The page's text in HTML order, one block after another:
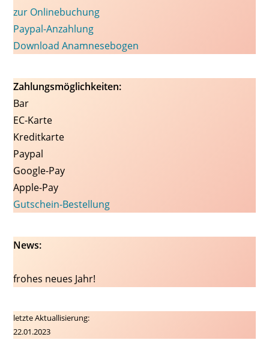
zur Onlinebuchung
Paypal-Anzahlung
Download Anamnesebogen
Zahlungsmöglichkeiten:
Bar
EC-Karte
Kreditkarte
Paypal
Google-Pay
Apple-Pay
Gutschein-Bestellung
News:
frohes neues Jahr!
letzte Aktuallisierung:
22.01.2023